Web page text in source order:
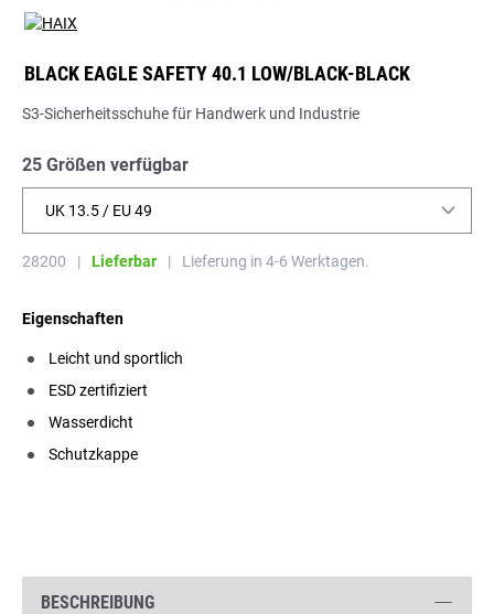
BLACK EAGLE SAFETY 40.1 LOW/BLACK-BLACK
S3-Sicherheitsschuhe für Handwerk und Industrie
25 Größen verfügbar
UK 13.5 / EU 49
28200 | Lieferbar | Lieferung in 4-6 Werktagen.
Eigenschaften
Leicht und sportlich
ESD zertifiziert
Wasserdicht
Schutzkappe
BESCHREIBUNG